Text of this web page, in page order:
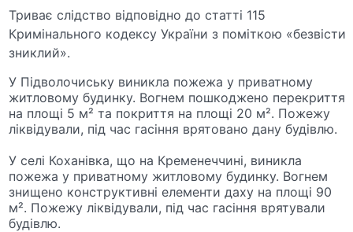
Триває слідство відповідно до статті 115
Кримінального кодексу України з поміткою «безвісти
зниклий».
У Підволочиську виникла пожежа у приватному
житловому будинку. Вогнем пошкоджено перекриття
на площі 5 м² та покриття на площі 20 м². Пожежу
ліквідували, під час гасіння врятовано дану будівлю.
У селі Коханівка, що на Кременеччині, виникла
пожежа у приватному житловому будинку. Вогнем
знищено конструктивні елементи даху на площі 90
м². Пожежу ліквідували, під час гасіння врятували
будівлю.